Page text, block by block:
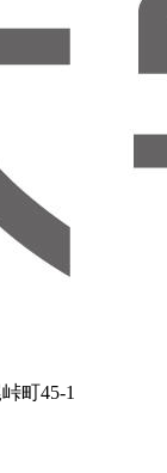
町45-1